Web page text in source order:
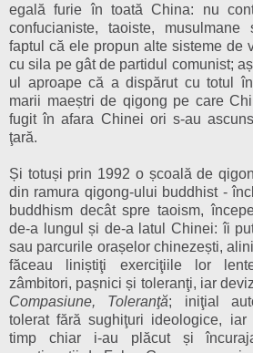
egală furie în toată China: nu
confucianiste, taoiste,
faptul că ele propun alte sisteme de
cu sila pe gât de partidul comunist;
ul aproape că a dispărut cu totul
marii maeștri de qigong pe care
fugit în afara Chinei ori s-au
ţară.
Și totuși prin 1992 o școală de
din ramura qigong-ului buddhist -
buddhism decât spre taoism,
de-a lungul și de-a latul Chinei: îi
sau parcurile orașelor chinezești,
făceau liniștiţi exerciţiile lor
zâmbitori, pașnici și toleranţi, iar
Compasiune, Toleranţă; iniţial
tolerat fără sughiţuri ideologice,
timp chiar i-au plăcut și